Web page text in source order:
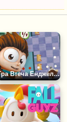
Гра Втеча Енджело зі Школи